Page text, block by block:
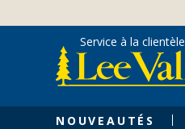
content
NOUVEAUTÉS
Service à la clientèle